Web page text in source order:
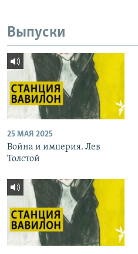
Выпуски
25 МАЯ 2025
Война и империя. Лев
Толстой